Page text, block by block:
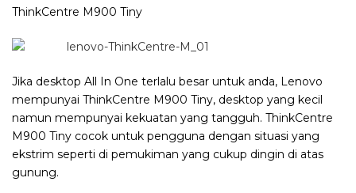
ThinkCentre M900 Tiny
Jika desktop All In One terlalu besar untuk anda, Lenovo
mempunyai ThinkCentre M900 Tiny, desktop yang kecil
namun mempunyai kekuatan yang tangguh. ThinkCentre
M900 Tiny cocok untuk pengguna dengan situasi yang
ekstrim seperti di pemukiman yang cukup dingin di atas
gunung.